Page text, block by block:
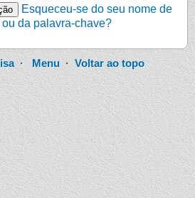
Esqueceu-se do seu nome de
da palavra-chave?
·Menu ·Voltar ao topo